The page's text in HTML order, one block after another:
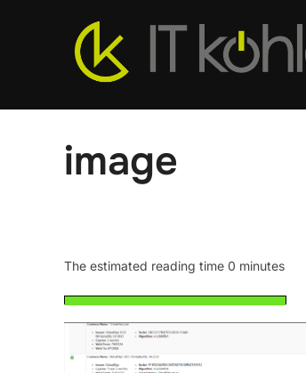
image
The estimated reading time 0 minutes